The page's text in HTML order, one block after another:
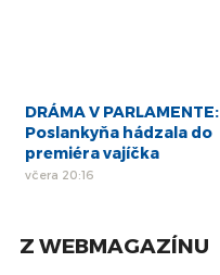
DRÁMA V PARLAMENTE:
Poslankyňa hádzala do
premiéra vajíčka
včera 20:16
Z WEBMAGAZÍNU